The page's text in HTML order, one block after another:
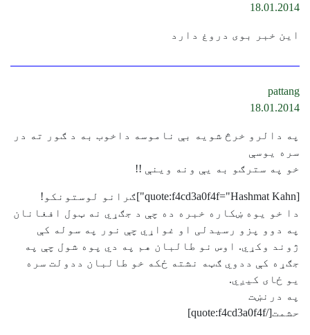
18.01.2014
این خبر بوی دروغ دارد
pattang
18.01.2014
په دالرو خرڅ شویه بې ناموسه داخوب به د ګور ته در
سره يوسې
خو په سترګو به یې ونه وينې !!
[quote:f4cd3a0f4f="Hashmat Kahn"]ګرانو لوستونکو!
دا خو یوه ښکاره خبره ده چې د جګړي نه ټول افغانان
په دوو پزو رسیدلی او غواړي چې نور په سوله کې
ژوند وکړي. اوس نو طالبان هم په دي‌ پوه شول چې په
جګړه کې ددوي ګټه نشته ځکه خو طالبان ددولت سره
یو ځای کیږي.
په درنښت
حشمت[/quote:f4cd3a0f4f]